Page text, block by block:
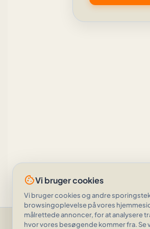
cookieVi bruger cookies
Vi bruger cookies og andre
browsingoplevelse på vores
målrettede annoncer, for at analysere
hvor vores besøgende kommer fra.